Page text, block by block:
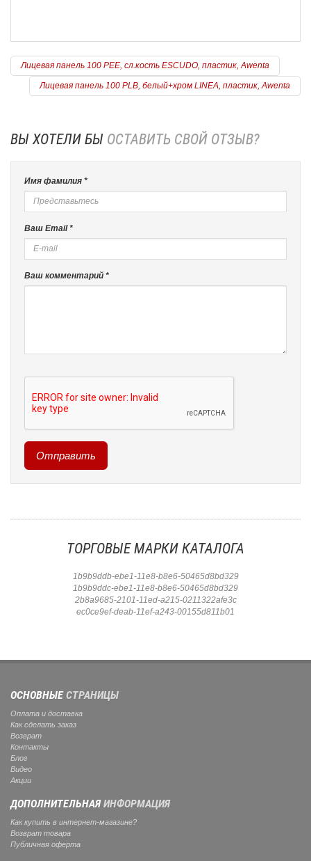
Лицевая панель 100 PEE, сл.кость ESCUDO, пластик, Awenta
Лицевая панель 100 PLB, белый+хром LINEA, пластик, Awenta
ВЫ ХОТЕЛИ БЫ ОСТАВИТЬ СВОЙ ОТЗЫВ?
Имя фамилия *
Ваш Email *
Ваш комментарий *
ТОРГОВЫЕ МАРКИ КАТАЛОГА
1b9b9ddb-ebe1-11e8-b8e6-50465d8bd329
1b9b9ddc-ebe1-11e8-b8e6-50465d8bd329
2b8a9685-2101-11ed-a215-0211322afe3c
ec0ce9ef-deab-11ef-a243-00155d811b01
ОСНОВНЫЕСТРАНИЦЫ
Оплата и доставка
Как сделать заказ
Возврат
Контакты
Блог
Видео
Акции
ДОПОЛНИТЕЛЬНАЯИНФОРМАЦИЯ
Как купить в интернет-магазине?
Возврат товара
Публичная оферта